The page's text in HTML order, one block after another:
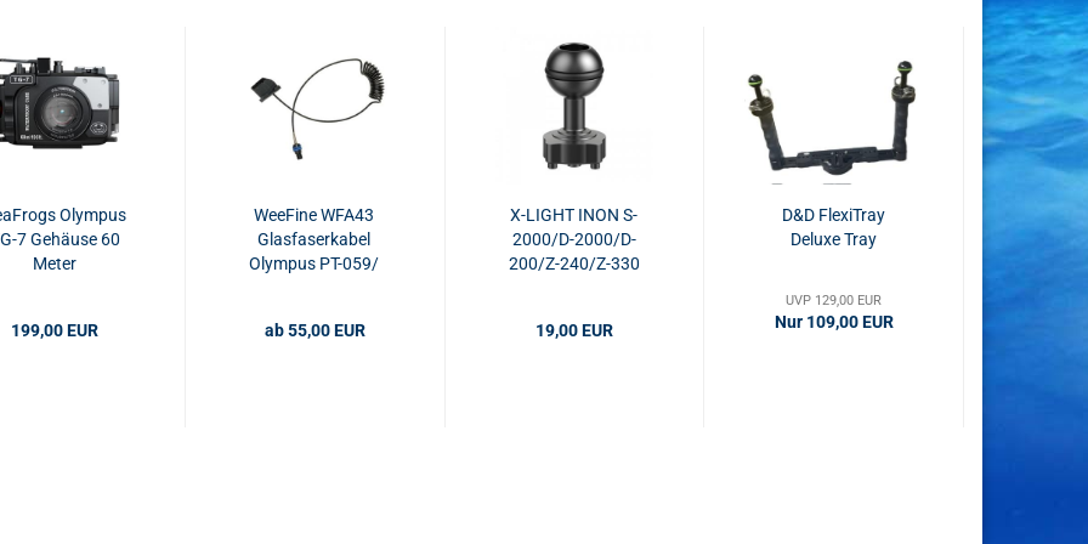
Olympus
7 Gehäuse 60
Meter
199,00 EUR
WeeFine WFA43
Glasfaserkabel
Olympus PT-059/
ab 55,00 EUR
X-LIGHT INON S-
2000/D-2000/D-
200/Z-240/Z-330
19,00 EUR
D&D FlexiTray
Deluxe Tray
UVP 129,00 EUR
Nur 109,00 EUR